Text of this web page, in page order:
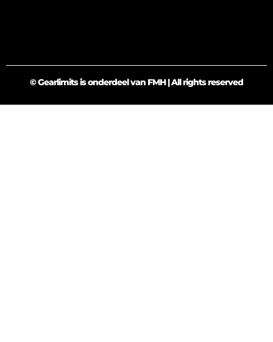
© Gearlimits is onderdeel van FMH | All rights reserved